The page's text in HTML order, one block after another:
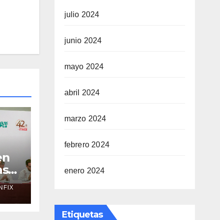
de
julio 2024
junio 2024
mayo 2024
abril 2024
marzo 2024
febrero 2024
enero 2024
Etiquetas